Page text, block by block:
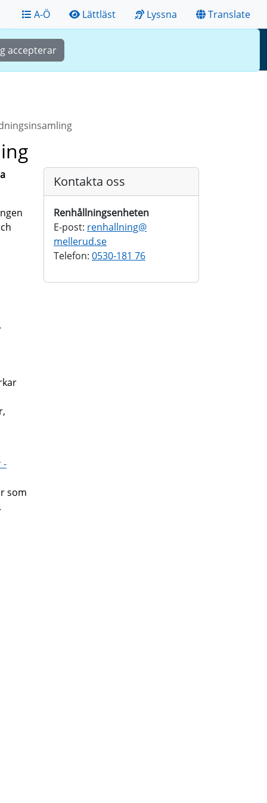
A-Ö Lättläst Lyssna Translate
accepterar
-
som
Kontakta oss
Renhållningsenheten
E-post: renhallning@
mellerud.se
Telefon: 0530-181 76